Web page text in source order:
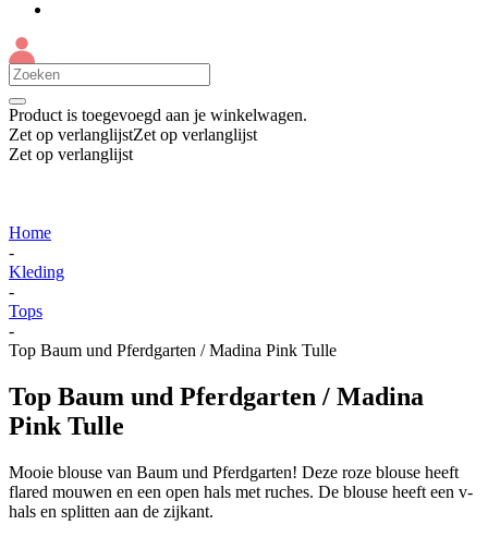
Product is toegevoegd aan je winkelwagen.
Zet op verlanglijstZet op verlanglijst
Zet op verlanglijst
Home
-
Kleding
-
Tops
-
Top Baum und Pferdgarten / Madina Pink Tulle
Top Baum und Pferdgarten / Madina
Pink Tulle
Mooie blouse van Baum und Pferdgarten! Deze roze blouse heeft
flared mouwen en een open hals met ruches. De blouse heeft een v-
hals en splitten aan de zijkant.